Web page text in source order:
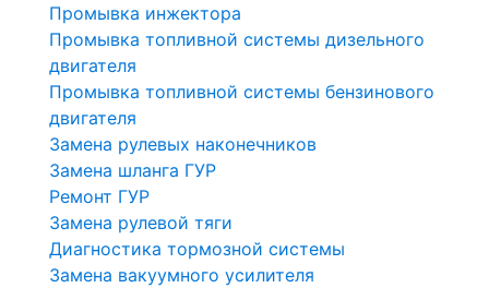
Промывка инжектора
Промывка топливной системы дизельного
двигателя
Промывка топливной системы бензинового
двигателя
Замена рулевых наконечников
Замена шланга ГУР
Ремонт ГУР
Замена рулевой тяги
Диагностика тормозной системы
Замена вакуумного усилителя